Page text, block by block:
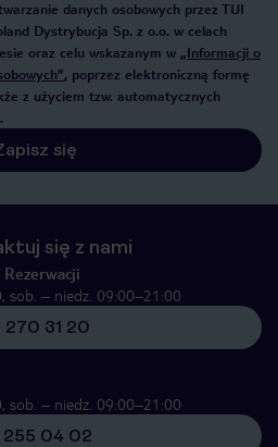
danych osobowych przez TUI
Dystrybucja Sp. z o.o. w celach
oraz celu wskazanym w „Informacji o
, poprzez elektroniczną formę
z użyciem tzw. automatycznych
się
się z nami
sob. – niedz. 09:00–21:00
270 31 20
sob. – niedz. 09:00–21:00
255 04 02